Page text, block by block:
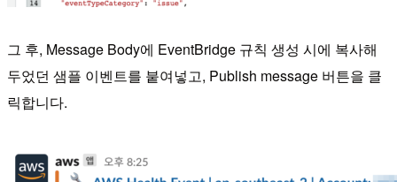
그 후, Message Body에 EventBridge 규칙 생성 시에 복사해
두었던 샘플 이벤트를 붙여넣고, Publish message 버튼을 클
릭합니다.